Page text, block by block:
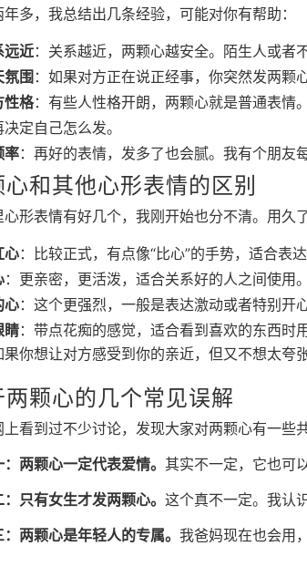
年多，我总结出几条经验，可能对你有帮助：
远近：关系越近，两颗心越安全。陌生人或者
氛围 ：如果对方正在说正经事，你突然发两颗
性格：有些人性格开朗，两颗心就是普通表情
定自己怎么发。
率：再好的表情，发多了也会腻。我有个朋友
心和其他心形表情的区别
形表情有好几个，我刚开始也分不清。用久
心：比较正式，有点像“比心”的手势，适合表达
：更亲密，更活泼，适合关系好的人之间使用。
心：这个更强烈，一般是表达激动或者特别开心
睛：带点花痴的感觉，适合看到喜欢的东西时用
果你想让对方感受到你的亲近，但又不想太夸
两颗心的几个常见误解
看到过不少讨论，发现大家对两颗心有一些
两颗心一定代表爱情。 其实不一定，它也可
只有女生才发两颗心。 这个真不一定。我认
两颗心是年轻人的专属。 我爸妈现在也会用